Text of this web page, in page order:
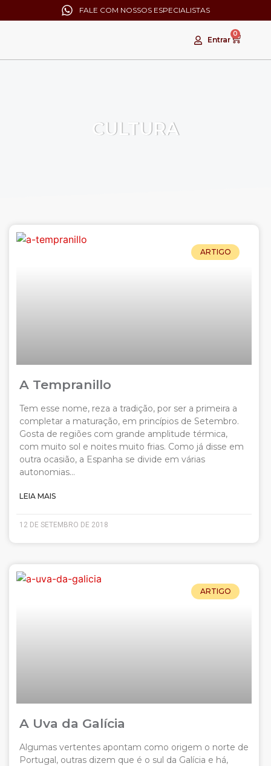
FALE COM NOSSOS ESPECIALISTAS
Entrar
0
CULTURA
ARTIGO
A Tempranillo
Tem esse nome, reza a tradição, por ser a primeira a
completar a maturação, em princípios de Setembro.
Gosta de regiões com grande amplitude térmica,
com muito sol e noites muito frias. Como já disse em
outra ocasião, a Espanha se divide em várias
autonomias…
LEIA MAIS
12 DE SETEMBRO DE 2018
ARTIGO
A Uva da Galícia
Algumas vertentes apontam como origem o norte de
Portugal, outras dizem que é o sul da Galícia e há,